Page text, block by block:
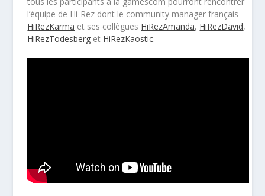
l’équipe de Hi-Rez dont le community manager français
HiRezKarma et ses collègues HiRezAmanda, HiRezDavid,
HiRezTodesberg et HiRezKaostic.